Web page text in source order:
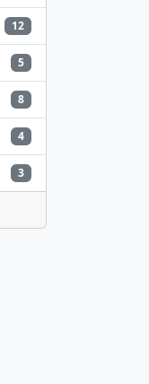
12
5
8
4
3